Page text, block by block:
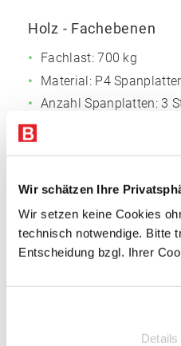
Wir schätzen Ihre
Wir setzen keine Cookies
technisch notwendige. Bitte
Entscheidung bzgl. Ihrer
Details
Holz - Fachebenen
Fachlast: 700 kg
Material: P4
Anzahl Spanplatten: 3
Auflageträger
Je 2 Auflageträger pro
Kaltgeformte Z-Profile
Auflagekante: 19 mm
Farbe: Reinorange